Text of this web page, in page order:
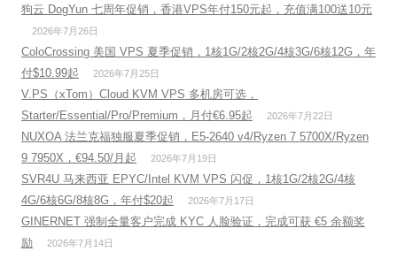
狗云 DogYun 七周年促销，香港VPS年付150元起，充值满100送10元
2026年7月26日
ColoCrossing 美国 VPS 夏季促销，1核1G/2核2G/4核3G/6核12G，年
付$10.99起
2026年7月25日
V.PS（xTom）Cloud KVM VPS 多机房可选，
Starter/Essential/Pro/Premium，月付€6.95起
2026年7月22日
NUXOA 法兰克福独服夏季促销，E5-2640 v4/Ryzen 7 5700X/Ryzen
9 7950X，€94.50/月起
2026年7月19日
SVR4U 马来西亚 EPYC/Intel KVM VPS 闪促，1核1G/2核2G/4核
4G/6核6G/8核8G，年付$20起
2026年7月17日
GINERNET 强制全量客户完成 KYC 人脸验证，完成可获 €5 余额奖
励
2026年7月14日